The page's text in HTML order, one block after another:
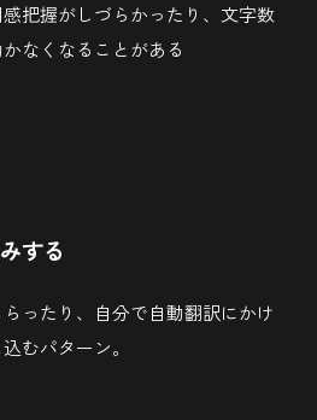
把握がしづらかったり、文字数
なくなることがある
する
ったり、自分で自動翻訳にかけ
むパターン。